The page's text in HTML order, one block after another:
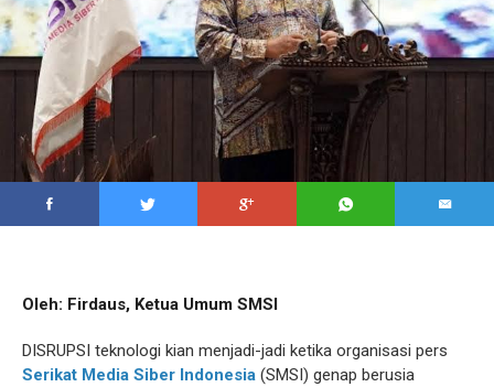
Oleh: Firdaus, Ketua Umum SMSI
DISRUPSI teknologi kian menjadi-jadi ketika organisasi pers
Serikat Media Siber Indonesia (SMSI) genap berusia